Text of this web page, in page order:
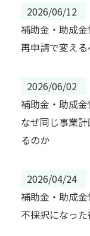
2026/06/12
補助金・助成
再申請で変え
2026/06/02
補助金・助成
なぜ同じ事業
るのか
2026/04/24
補助金・助成
不採択になっ